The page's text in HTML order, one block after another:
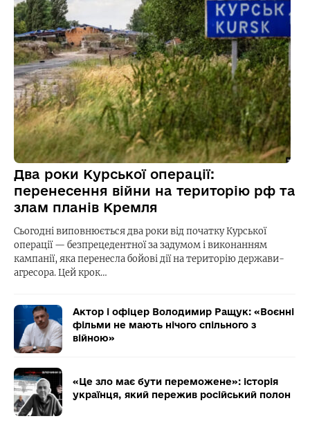
Два роки Курської операції:
перенесення війни на територію рф та
злам планів Кремля
Сьогодні виповнюється два роки від початку Курської
операції — безпрецедентної за задумом і виконанням
кампанії, яка перенесла бойові дії на територію держави-
агресора. Цей крок…
Актор і офіцер Володимир Ращук: «Воєнні
фільми не мають нічого спільного з
війною»
«Це зло має бути переможене»: історія
українця, який пережив російський полон